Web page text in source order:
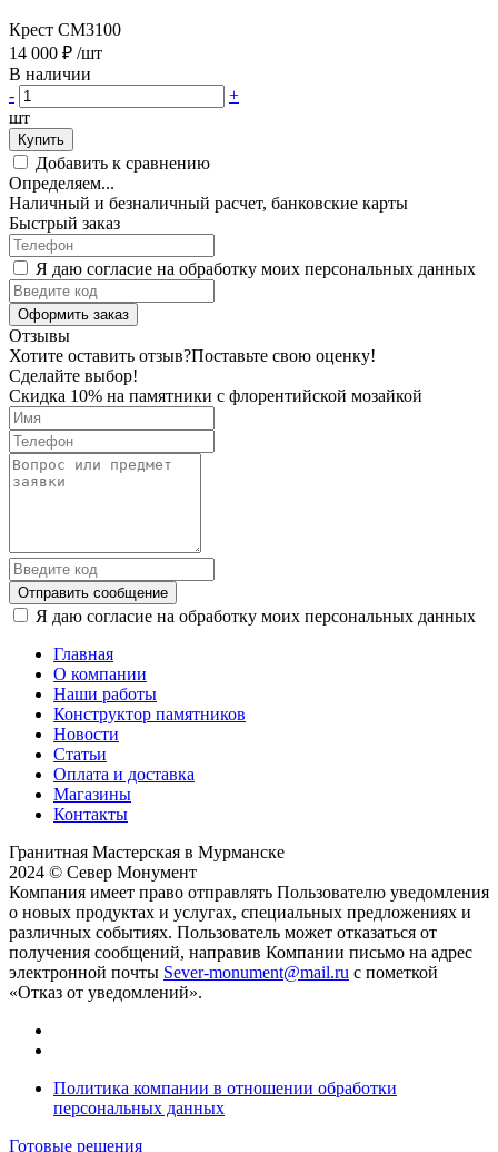
Крест CM3100
14 000 ₽ /шт
В наличии
-
+
шт
Купить
Добавить к сравнению
Определяем...
Наличный и безналичный расчет, банковские карты
Быстрый заказ
Я даю согласие на обработку моих персональных данных
Оформить заказ
Отзывы
Хотите оставить отзыв?Поставьте свою оценку!
Сделайте выбор!
Скидка 10% на памятники с флорентийской мозайкой
Отправить сообщение
Я даю согласие на обработку моих персональных данных
Главная
О компании
Наши работы
Конструктор памятников
Новости
Статьи
Оплата и доставка
Магазины
Контакты
Гранитная Мастерская в Мурманске
2024 © Север Монумент
Компания имеет право отправлять Пользователю уведомления
о новых продуктах и услугах, специальных предложениях и
различных событиях. Пользователь может отказаться от
получения сообщений, направив Компании письмо на адрес
электронной почты Sever-monument@mail.ru с пометкой
«Отказ от уведомлений».
Политика компании в отношении обработки
персональных данных
Готовые решения